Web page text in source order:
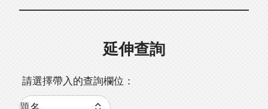
延伸查詢
請選擇帶入的查詢欄位：